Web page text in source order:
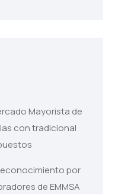
Mayorista de
con tradicional
por
de EMMSA